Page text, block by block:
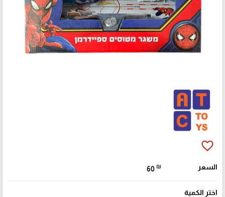
favorite_border
السعر 60 ₪
اختر الكمية